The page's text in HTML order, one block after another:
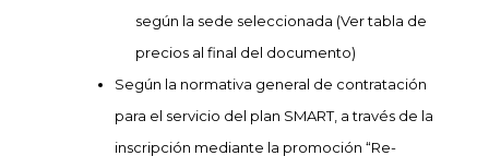
según la sede seleccionada (Ver tabla de
precios al final del documento)
Según la normativa general de contratación
para el servicio del plan SMART, a través de la
inscripción mediante la promoción “Re-